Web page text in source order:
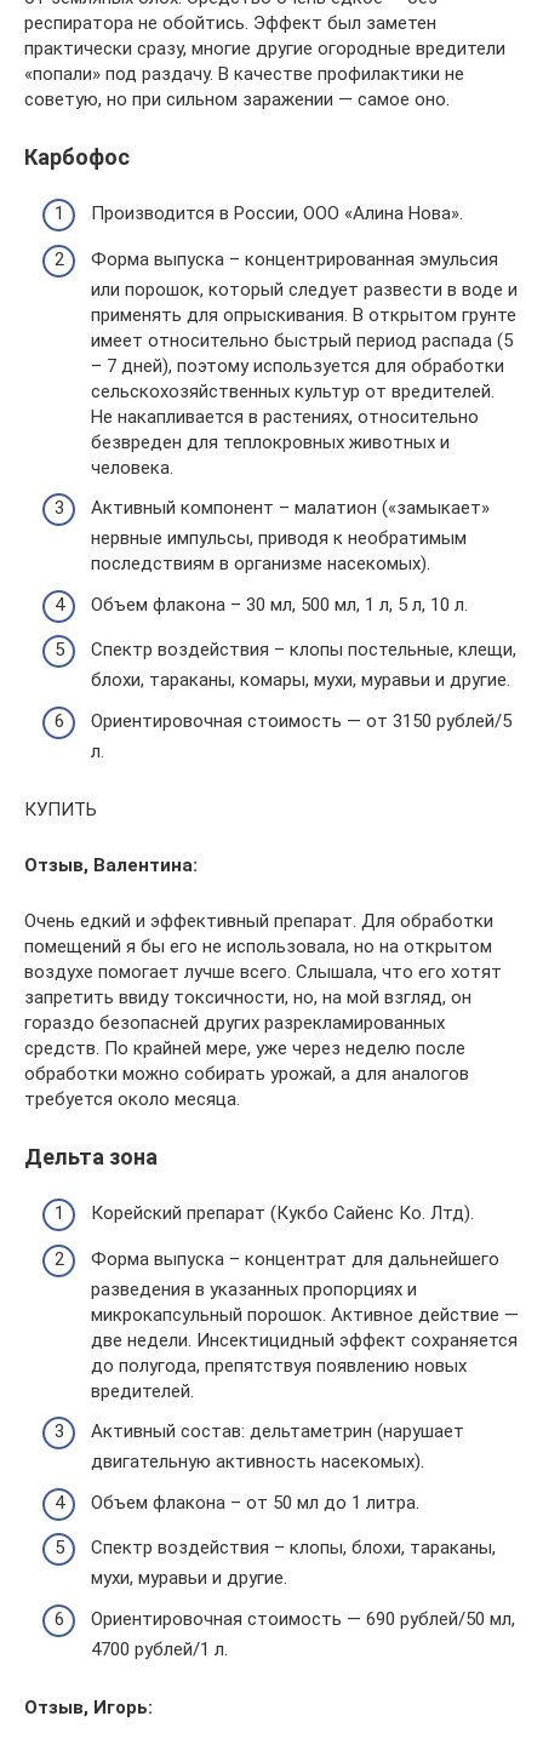
респиратора не обойтись. Эффект был заметен
практически сразу, многие другие огородные вредители
«попали» под раздачу. В качестве профилактики не
советую, но при сильном заражении — самое оно.
Карбофос
Производится в России, ООО «Алина Нова».
Форма выпуска – концентрированная эмульсия
или порошок, который следует развести в воде и
применять для опрыскивания. В открытом грунте
имеет относительно быстрый период распада (5
– 7 дней), поэтому используется для обработки
сельскохозяйственных культур от вредителей.
Не накапливается в растениях, относительно
безвреден для теплокровных животных и
человека.
Активный компонент – малатион («замыкает»
нервные импульсы, приводя к необратимым
последствиям в организме насекомых).
Объем флакона – 30 мл, 500 мл, 1 л, 5 л, 10 л.
Спектр воздействия – клопы постельные, клещи,
блохи, тараканы, комары, мухи, муравьи и другие.
Ориентировочная стоимость — от 3150 рублей/5
л.
КУПИТЬ
Отзыв, Валентина:
Очень едкий и эффективный препарат. Для обработки
помещений я бы его не использовала, но на открытом
воздухе помогает лучше всего. Слышала, что его хотят
запретить ввиду токсичности, но, на мой взгляд, он
гораздо безопасней других разрекламированных
средств. По крайней мере, уже через неделю после
обработки можно собирать урожай, а для аналогов
требуется около месяца.
Дельта зона
Корейский препарат (Кукбо Сайенс Ко. Лтд).
Форма выпуска – концентрат для дальнейшего
разведения в указанных пропорциях и
микрокапсульный порошок. Активное действие —
две недели. Инсектицидный эффект сохраняется
до полугода, препятствуя появлению новых
вредителей.
Активный состав: дельтаметрин (нарушает
двигательную активность насекомых).
Объем флакона – от 50 мл до 1 литра.
Спектр воздействия – клопы, блохи, тараканы,
мухи, муравьи и другие.
Ориентировочная стоимость — 690 рублей/50 мл,
4700 рублей/1 л.
Отзыв, Игорь: